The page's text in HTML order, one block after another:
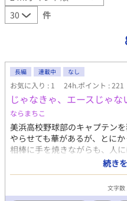
件
長編 連載中 なし
お気に入り : 1 24h.ポイント : 221
じゃなきゃ、エースじゃな
ならまちこ
美浜高校野球部のキャプテン
やらせても華があるが、とに
相棒に手を焼きながらも、人
た。 あくまでも友人として接
ら、卒業までの時間、野球に
エースピッチャー×無骨なこ
BL
続き
文字